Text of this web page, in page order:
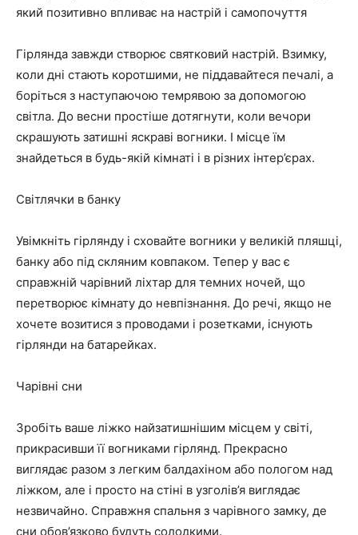
який позитивно впливає на настрій і самопочуття
Гірлянда завжди створює святковий настрій. Взимку,
коли дні стають коротшими, не піддавайтеся печалі, а
боріться з наступаючою темрявою за допомогою
світла. До весни простіше дотягнути, коли вечори
скрашують затишні яскраві вогники. І місце їм
знайдеться в будь-якій кімнаті і в різних інтер’єрах.
Світлячки в банку
Увімкніть гірлянду і сховайте вогники у великій пляшці,
банку або під скляним ковпаком. Тепер у вас є
справжній чарівний ліхтар для темних ночей, що
перетворює кімнату до невпізнання. До речі, якщо не
хочете возитися з проводами і розетками, існують
гірлянди на батарейках.
Чарівні сни
Зробіть ваше ліжко найзатишнішим місцем у світі,
прикрасивши її вогниками гірлянд. Прекрасно
виглядає разом з легким балдахіном або пологом над
ліжком, але і просто на стіні в узголів’я виглядає
незвичайно. Справжня спальня з чарівного замку, де
сни обов’язково будуть солодкими.